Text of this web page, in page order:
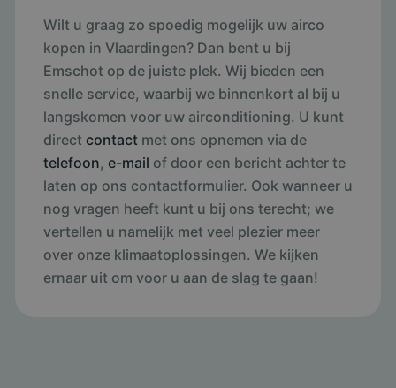
Wilt u graag zo spoedig mogelijk uw airco
kopen in Vlaardingen? Dan bent u bij
Emschot op de juiste plek. Wij bieden een
snelle service, waarbij we binnenkort al bij u
langskomen voor uw airconditioning. U kunt
direct contact met ons opnemen via de
telefoon, e-mail of door een bericht achter te
laten op ons contactformulier. Ook wanneer u
nog vragen heeft kunt u bij ons terecht; we
vertellen u namelijk met veel plezier meer
over onze klimaatoplossingen. We kijken
ernaar uit om voor u aan de slag te gaan!